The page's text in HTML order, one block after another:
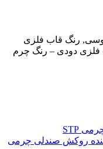
رنگ قاب فلزی
فلزی دودی – رنگ چرم